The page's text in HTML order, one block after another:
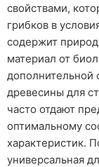
свойствами,
грибков в
содержит
материал от
дополнительной
древесины для
часто отдают
оптимальному
характеристик.
универсальная